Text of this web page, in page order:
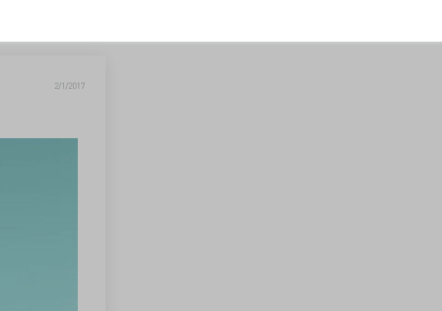
2/1/2017